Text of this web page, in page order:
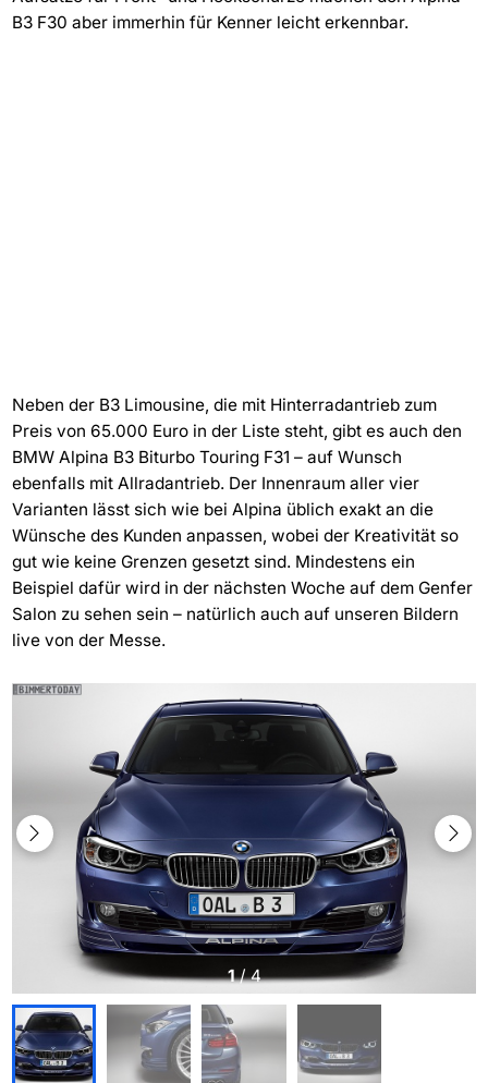
B3 F30 aber immerhin für Kenner leicht erkennbar.
Neben der B3 Limousine, die mit Hinterradantrieb zum
Preis von 65.000 Euro in der Liste steht, gibt es auch den
BMW Alpina B3 Biturbo Touring F31 – auf Wunsch
ebenfalls mit Allradantrieb. Der Innenraum aller vier
Varianten lässt sich wie bei Alpina üblich exakt an die
Wünsche des Kunden anpassen, wobei der Kreativität so
gut wie keine Grenzen gesetzt sind. Mindestens ein
Beispiel dafür wird in der nächsten Woche auf dem Genfer
Salon zu sehen sein – natürlich auch auf unseren Bildern
live von der Messe.
1/4